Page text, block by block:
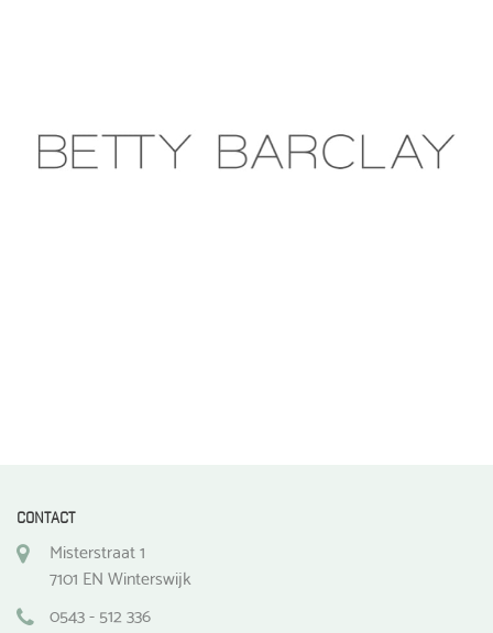
CONTACT
Misterstraat 1
7101 EN Winterswijk
0543 - 512 336